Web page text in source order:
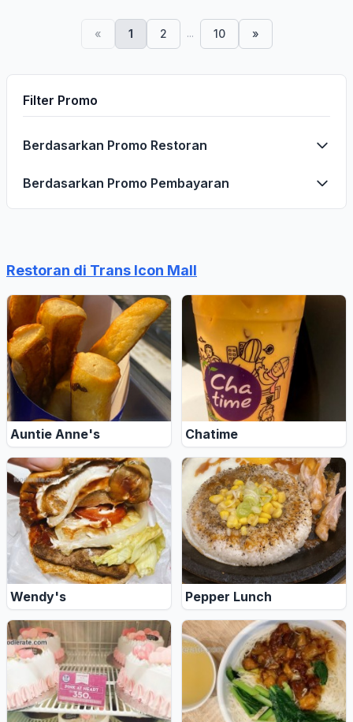
« 1 2 ... 10 »
Filter Promo
Berdasarkan Promo Restoran
Berdasarkan Promo Pembayaran
Restoran di Trans Icon Mall
Auntie Anne's Chatime
Wendy's Pepper Lunch